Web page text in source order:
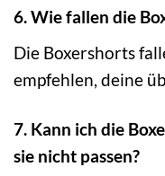
6. Wie fallen die
Die Boxershorts
empfehlen, deine
7. Kann ich die
sie nicht passen?